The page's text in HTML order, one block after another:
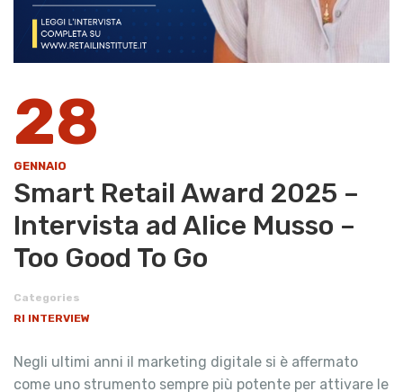
28
GENNAIO
Smart Retail Award 2025 –
Intervista ad Alice Musso –
Too Good To Go
Categories
RI INTERVIEW
Negli ultimi anni il marketing digitale si è affermato
come uno strumento sempre più potente per attivare le